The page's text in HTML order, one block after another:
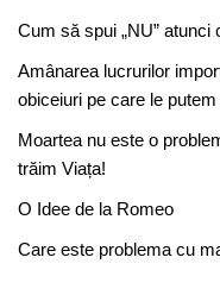
Cum să spui „NU”
Amânarea lucrurilor
obiceiuri pe care le
Moartea nu este o
trăim Viața!
O Idee de la Romeo
Care este problema cu